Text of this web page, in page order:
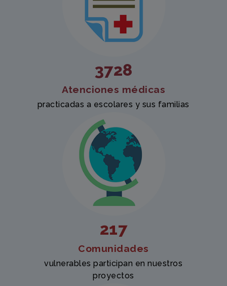
3728
Atenciones médicas
practicadas a escolares y sus familias
217
Comunidades
vulnerables participan en nuestros
proyectos